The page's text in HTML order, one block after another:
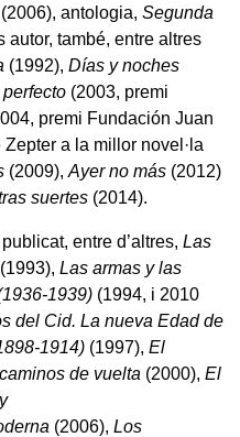
(2006), antologia, Segunda
autor, també, entre altres
(1992), Días y noches
(2003, premi
premi Fundación Juan
a la millor novel·la
(2009), Ayer no más (2012)
suertes (2014).
entre d’altres, Las
(1993), Las armas y las
1939) (1994, i 2010
del Cid. La nueva Edad de
1914) (1997), El
de vuelta (2000), El
(2006), Los